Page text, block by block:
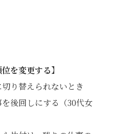
を変更する】
切り替えられないとき
後回しにする（30代女